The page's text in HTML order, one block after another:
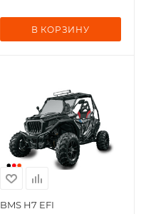
В КОРЗИНУ
BMS H7 EFI